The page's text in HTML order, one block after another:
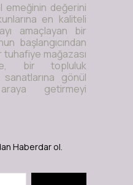
emeğinin değerini
en kaliteli
amaçlayan bir
başlangıcından
mağazası
bir topluluk
gönül
getirmeyi
Haberdar ol.